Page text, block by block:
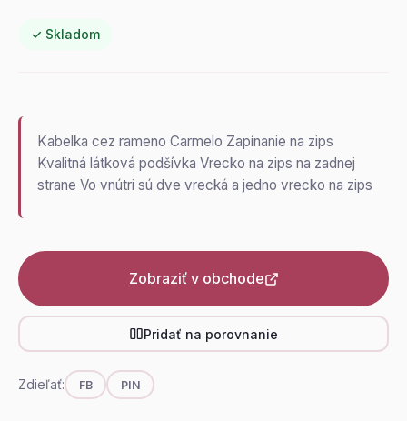
✓ Skladom
Kabelka cez rameno Carmelo Zapínanie na zips
Kvalitná látková podšívka Vrecko na zips na zadnej
strane Vo vnútri sú dve vrecká a jedno vrecko na zips
Zobraziť v obchode
Pridať na porovnanie
Zdieľať: FB PIN